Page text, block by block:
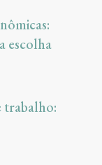
escolha
trabalho: